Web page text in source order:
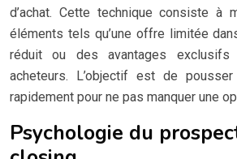
d’achat. Cette technique consiste à
éléments tels qu’une offre limitée
réduit ou des avantages
acheteurs. L’objectif est de
rapidement pour ne pas manquer une
Psychologie du